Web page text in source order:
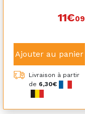
11€09
Ajouter au panier
Livraison à partir
de 6,30€